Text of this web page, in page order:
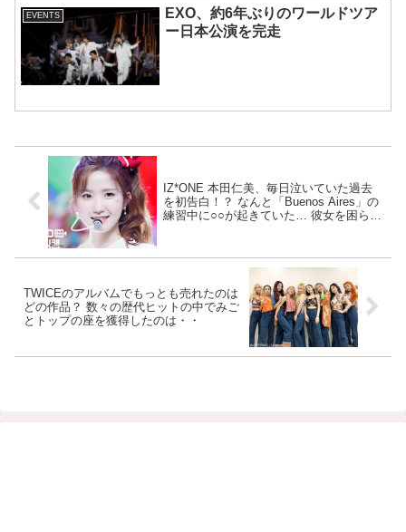
EVENTS
EXO、約6年ぶりのワールドツア
ー日本公演を完走
IZ*ONE 本田仁美、毎日泣いていた過去
を初告白！？ なんと「Buenos Aires」の
練習中に○○が起きていた… 彼女を困らせ
TWICEのアルバムでもっとも売れたのは
どの作品？ 数々の歴代ヒットの中でみご
とトップの座を獲得したのは・・